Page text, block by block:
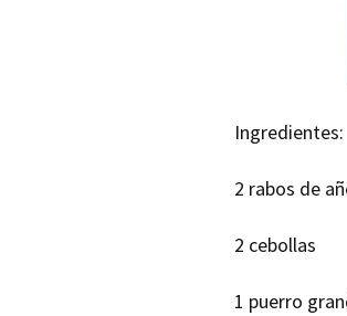
Ingredientes:
2 rabos de
2 cebollas
1 puerro